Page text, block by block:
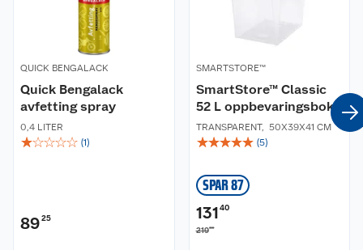
QUICK BENGALACK
Quick Bengalack
avfetting spray
0,4 LITER
☆☆☆☆☆ (1)
8925
SMARTSTORE™
SmartStore™ Classic
52 L oppbevaringsboks
TRANSPARENT, 50X39X41 CM
☆☆☆☆☆ (5)
SPAR 87
131 40
21900